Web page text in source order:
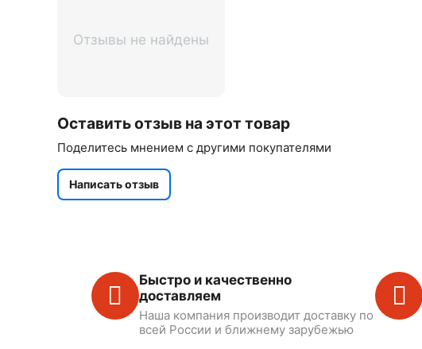
Отзывы не найдены
Оставить отзыв на этот товар
Поделитесь мнением с другими покупателями
Написать отзыв
Быстро и качественно
доставляем
Наша компания производит доставку по
всей России и ближнему зарубежью